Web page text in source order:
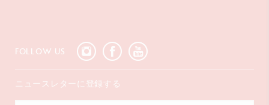
FOLLOW US
ニュースレターに登録する